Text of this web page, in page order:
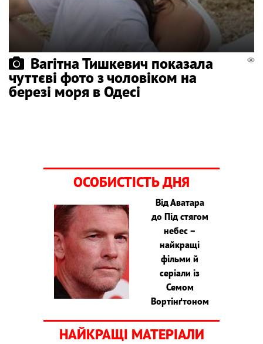
Вагітна Тишкевич показала
чуттєві фото з чоловіком на
березі моря в Одесі
ОСОБИСТІСТЬ ДНЯ
Від Аватара
до Під стягом
небес –
найкращі
фільми й
серіали із
Семом
Вортінґтоном
НАЙКРАЩІ МАТЕРІАЛИ